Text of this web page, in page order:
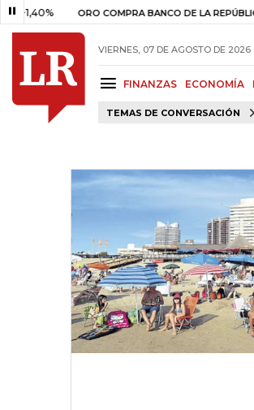
ORO COMPRA BANCO DE LA REPÚBLICA $
VIERNES, 07 DE AGOSTO DE 2026
FINANZAS ECONOMÍA
TEMAS DE CONVERSACIÓN